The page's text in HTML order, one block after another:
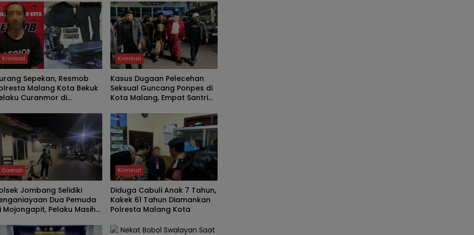
Kriminal
Sepekan, Resmob
Malang Kota Bekuk
Curanmor di
Sumenep Berhasil
Diamankan
Kriminal
Kasus Dugaan Pelecehan
Seksual Guncang Ponpes di
Kota Malang, Empat Santri
ke Polisi
Daerah
Jombang Selidiki
Dua Pemuda
Mojongapit, Pelaku Masih
Kriminal
Diduga Cabuli Anak 7 Tahun,
Kakek 61 Tahun Diamankan
Polresta Malang Kota